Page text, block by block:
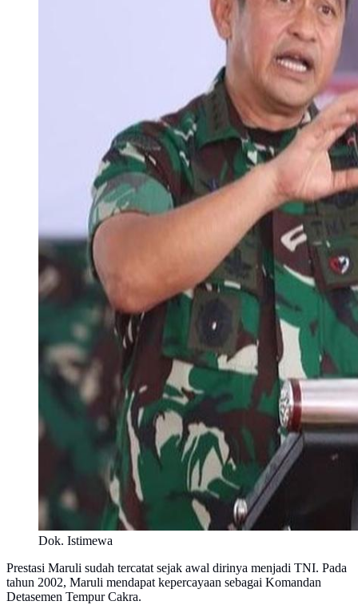
Dok. Istimewa
Prestasi Maruli sudah tercatat sejak awal dirinya menjadi TNI. Pada
tahun 2002, Maruli mendapat kepercayaan sebagai Komandan
Detasemen Tempur Cakra.